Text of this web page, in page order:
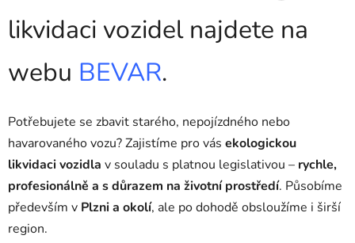
likvidaci vozidel najdete na
webu BEVAR.
Potřebujete se zbavit starého, nepojízdného nebo
havarovaného vozu? Zajistíme pro vás ekologickou
likvidaci vozidla v souladu s platnou legislativou – rychle,
profesionálně a s důrazem na životní prostředí. Působíme
především v Plzni a okolí, ale po dohodě obsloužíme i širší
region.